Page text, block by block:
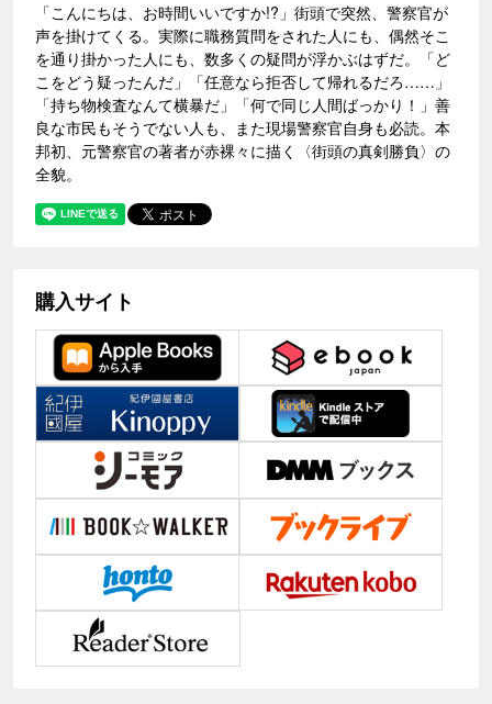
「こんにちは、お時間いいですか!?」街頭で突然、警察官が
声を掛けてくる。実際に職務質問をされた人にも、偶然そこ
を通り掛かった人にも、数多くの疑問が浮かぶはずだ。「ど
こをどう疑ったんだ」「任意なら拒否して帰れるだろ……」
「持ち物検査なんて横暴だ」「何で同じ人間ばっかり！」善
良な市民もそうでない人も、また現場警察官自身も必読。本
邦初、元警察官の著者が赤裸々に描く〈街頭の真剣勝負〉の
全貌。
購入サイト